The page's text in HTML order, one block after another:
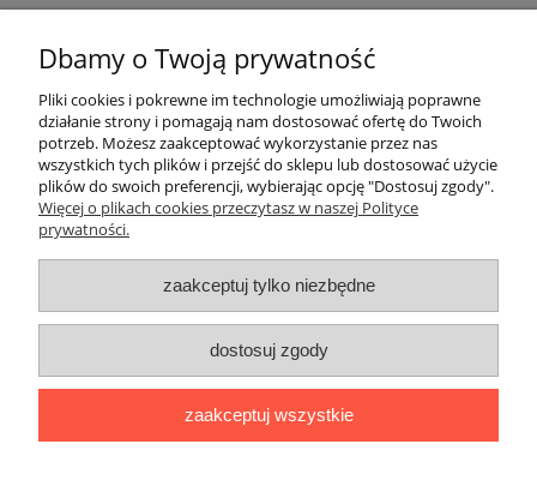
O firmie
Użycie nazw marek i typów, np. odkurzaczy lub akcesoriów do
odkurzaczy, ma charakter tylko i wyłącznie porównawczo -
informacyjny.
accessories for vacuum cleaners, is a only comparatively -
information.
Dbamy o Twoją prywatność
Pliki cookies i pokrewne im technologie umożliwiają poprawne
działanie strony i pomagają nam dostosować ofertę do Twoich
potrzeb. Możesz zaakceptować wykorzystanie przez nas
wszystkich tych plików i przejść do sklepu lub dostosować użycie
plików do swoich preferencji, wybierając opcję "Dostosuj zgody".
Więcej o plikach cookies przeczytasz w naszej Polityce
prywatności.
zaakceptuj tylko niezbędne
dostosuj zgody
zaakceptuj wszystkie